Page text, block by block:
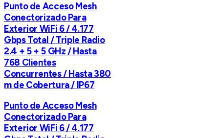
Punto de Acceso Mesh
Conectorizado Para
Exterior WiFi 6 / 4.177
Gbps Total / Triple Radio
2.4 + 5 + 5 GHz / Hasta
768 Clientes
Concurrentes / Hasta 380
m de Cobertura / IP67
Punto de Acceso Mesh
Conectorizado Para
Exterior WiFi 6 / 4.177